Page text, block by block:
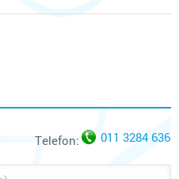
Telefon: 011 3284 636